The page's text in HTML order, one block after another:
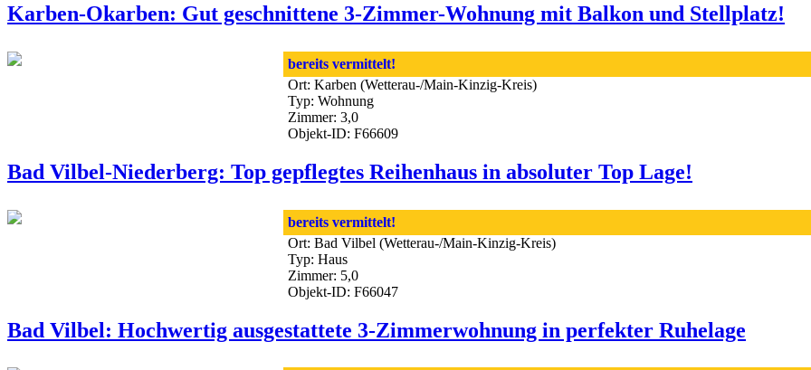
Karben-Okarben: Gut geschnittene 3-Zimmer-Wohnung mit Balkon und Stellplatz!
bereits vermittelt!
Ort: Karben (Wetterau-/Main-Kinzig-Kreis)
Typ: Wohnung
Zimmer: 3,0
Objekt-ID: F66609
Bad Vilbel-Niederberg: Top gepflegtes Reihenhaus in absoluter Top Lage!
bereits vermittelt!
Ort: Bad Vilbel (Wetterau-/Main-Kinzig-Kreis)
Typ: Haus
Zimmer: 5,0
Objekt-ID: F66047
Bad Vilbel: Hochwertig ausgestattete 3-Zimmerwohnung in perfekter Ruhelage